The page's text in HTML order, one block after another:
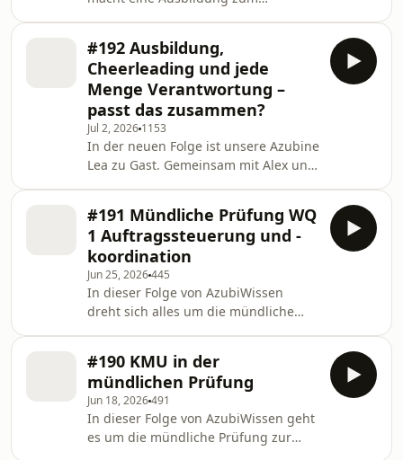
regelmäßig in der Abschlussprüfung
vorkommt Perfekt für alle, die sich auf
die Prüfung vorbereiten oder das
Thema endlich verständlich erklärt
beko
hat vorher einige Semester studiert.
Gemeinsam mit Alex und Jasmin
spricht er darüber, - warum er sich
gegen das Studium und für eine
Ausbildung entschieden hat, - welche
Vorteile die Ausbildung für ihn bietet,
- wie sein Arbeitsalltag in der IT
aussieht und - warum dieser Weg f
#192 Ausbildung,
Cheerleading und jede
Menge Verantwortung –
passt das zusammen?
Jul 2, 2026 1153
In der neuen Folge ist unsere Azubine
Lea zu Gast. Gemeinsam mit Alex und
bei Kiehl/NWB und darüber, warum
sie schon während der Ausbildung
Verantwortung übernehmen darf.
Außerdem verrät sie, wie sie
Leistungssport und Ausbildung
organisiert und was sie anderen
angehenden Azubis mit auf den Weg
geben möchte. Viel Spaß beim
#191 Mündliche Prüfung WQ
1 Auftragssteuerung und -
koordination
Jun 25, 2026445
In dieser Folge von AzubiWissen
dreht sich alles um die mündliche
Alex und Jasmin erklären, welche
typischen Aufgaben und
Fragestellungen in der Prüfung
vorkommen und worauf Prüfer
besonders achten. Außerdem
#190 KMU in der
mündlichen Prüfung
Jun 18, 2026491
In dieser Folge von AzubiWissen geht
es um die mündliche Prüfung zur